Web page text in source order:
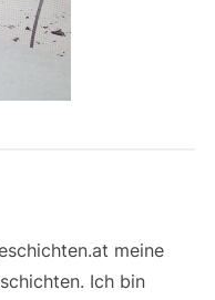
meine
Ich bin